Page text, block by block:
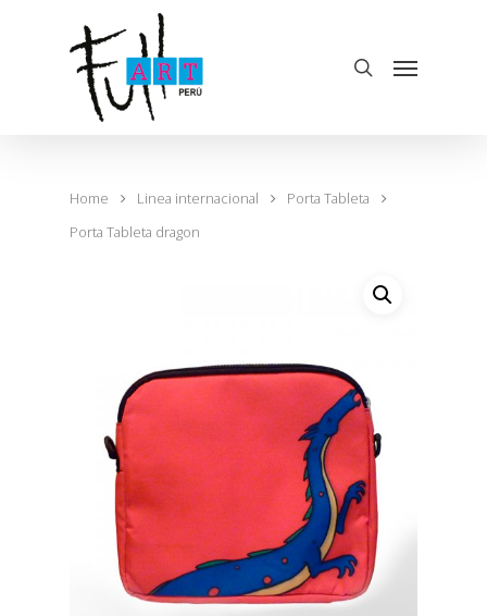
Home Linea internacional
Porta Tableta
Porta Tableta dragon